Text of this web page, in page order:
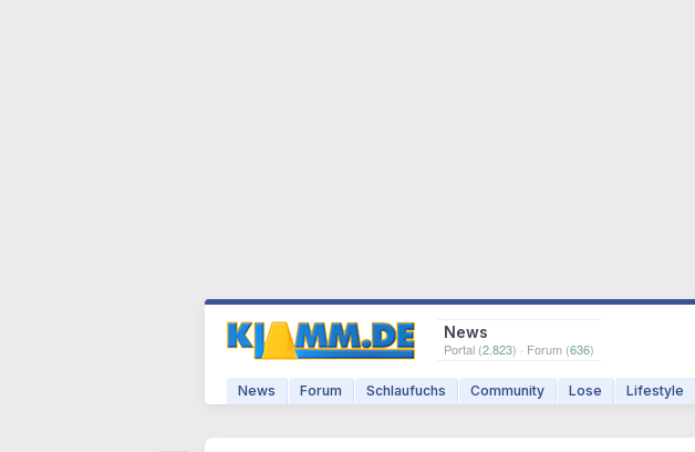
News
Portal (2.823) · Forum (636)
News Forum Schlaufuchs Community Lose Lifestyle